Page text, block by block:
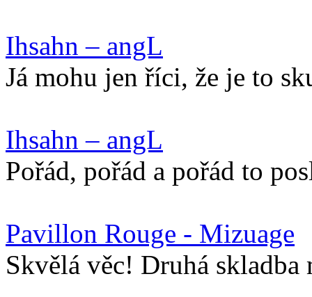
Ihsahn – angL
Já mohu jen říci, že je to
Ihsahn – angL
Pořád, pořád a pořád to
Pavillon Rouge - Mizuage
Skvělá věc! Druhá